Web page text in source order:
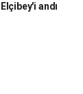
Elçibey'i andı